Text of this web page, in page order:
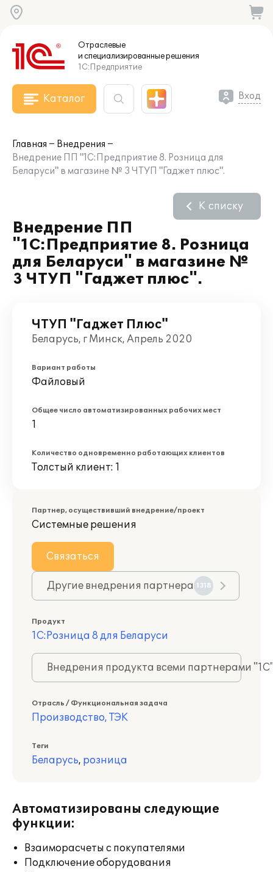
Отраслевые
и специализированныерешения
1С:Предприятие
Каталог Вход
Главная
Внедрения
Внедрение ПП "1С:Предприятие 8. Розница для
Беларуси" в магазине № 3 ЧТУП "Гаджет плюс".
Внедрение ПП
"1С:Предприятие 8. Розница
для Беларуси" в магазине №
3 ЧТУП "Гаджет плюс".
К списку
ЧТУП "Гаджет Плюс"
Беларусь, г Минск, Апрель 2020
Вариант работы
Файловый
Общее число автоматизированных рабочих мест
1
Количество одновременно работающих клиентов
Толстый клиент: 1
Партнер, осуществивший внедрение/проект
Системные решения
Связаться
Другие внедрения партнера 1318
Продукт
1С:Розница 8 для Беларуси
Внедрения продукта всеми партнерами
Отрасль / Функциональная задача
Производство, ТЭК
Теги
Беларусь, розница
Автоматизированы следующие
функции:
Взаиморасчеты с покупателями
Подключение оборудования